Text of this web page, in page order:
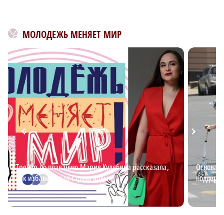
МОЛОДЕЖЬ МЕНЯЕТ МИР
Тренер по плаванию Мария Кулябина рассказала,
как избавиться от страха воды
Основа